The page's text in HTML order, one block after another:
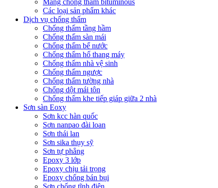
Màng chống thấm bituminous
Các loại sản phẩm khác
Dịch vụ chống thấm
Chống thấm tầng hầm
Chống thấm sàn mái
Chống thấm bể nước
Chống thấm hố thang máy
Chống thấm nhà vệ sinh
Chống thấm ngược
Chống thấm tường nhà
Chống dột mái tôn
Chống thấm khe tiếp giáp giữa 2 nhà
Sơn sàn Eoxy
Sơn kcc hàn quốc
Sơn nanpao đài loan
Sơn thái lan
Sơn sika thụy sỹ
Sơn tự phẳng
Epoxy 3 lớp
Epoxy chịu tải trọng
Epoxy chống bán bụi
Sơn chống tĩnh điện